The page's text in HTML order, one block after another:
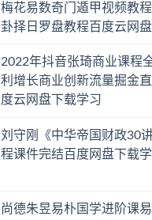
梅花易数奇门遁甲视频教
卦择日罗盘教程百度云网
2022年抖音张琦商业课程
利增长商业创新流量掘金
度云网盘下载学习
刘守刚《中华帝国财政30
程课件完结百度网盘下载
尚德朱昱易朴国学进阶课